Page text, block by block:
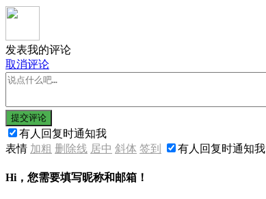
发表我的评论
取消评论
提交评论
有人回复时通知我
表情 加粗 删除线 居中 斜体 签到 有人回复时通知我
Hi，您需要填写昵称和邮箱！